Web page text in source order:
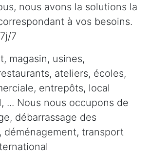
nous avons la solutions la
à vos besoins.
7
magasin, usines,
ateliers, écoles,
entrepôts, local
... Nous nous occupons de
débarrassage des
déménagement, transport